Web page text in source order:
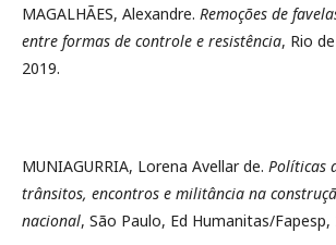
MAGALHÃES, Alexandre. Remoções de
entre formas de controle e resistência, Rio
2019.
MUNIAGURRIA, Lorena Avellar de. Políticas
trânsitos, encontros e militância na
nacional, São Paulo, Ed Humanitas/Fapesp,